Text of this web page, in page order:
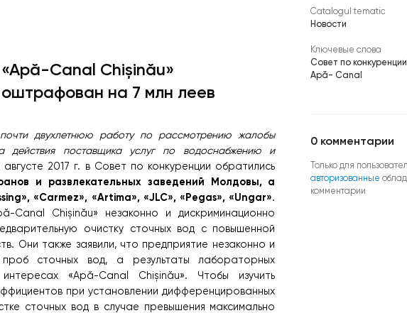
«Apă-Canal Chișinău»
оштрафован на 7 млн леев
почти двухлетнюю работу по рассмотрению жалобы
действия поставщика услуг по водоснабжению и
2017 г. в Совет по конкуренции обратились
и развлекательных заведений Молдовы, а
«Carmez», «Artima», «JLC», «Pegas», «Ungar».
Canal Chișinău» незаконно и дискриминационно
очистку сточных вод с повышенной
Они также заявили, что предприятие незаконно и
сточных вод, а результаты лабораторных
«Apă-Canal Chișinău». Чтобы изучить
при установлении дифференцированных
сточных вод в случае превышения максимально
Catalogul tematic
Новости
Ключевые слова
Совет по конкуренции
Apă- Canal
0 комментарии
Только для
авторизованные
комментарии